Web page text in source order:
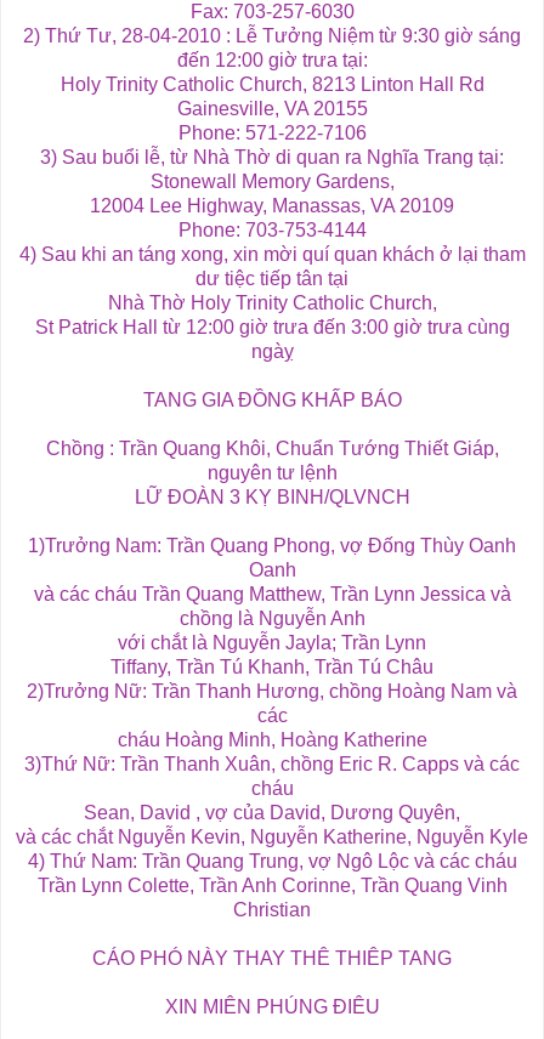
Fax: 703-257-6030
2) Thứ Tư, 28-04-2010 : Lễ Tưởng Niệm từ 9:30 giờ sáng
đến 12:00 giờ trưa tại:
Holy Trinity Catholic Church, 8213 Linton Hall Rd
Gainesville, VA 20155
Phone: 571-222-7106
3) Sau buổi lễ, từ Nhà Thờ di quan ra Nghĩa Trang tại:
Stonewall Memory Gardens,
12004 Lee Highway, Manassas, VA 20109
Phone: 703-753-4144
4) Sau khi an táng xong, xin mời quí quan khách ở lại tham
dư tiệc tiếp tân tại
Nhà Thờ Holy Trinity Catholic Church,
St Patrick Hall từ 12:00 giờ trưa đến 3:00 giờ trưa cùng
ngàỵ
TANG GIA ĐỒNG KHẤP BÁO
Chồng : Trần Quang Khôi, Chuẩn Tướng Thiết Giáp,
nguyên tư lệnh
LỮ ĐOÀN 3 KỴ BINH/QLVNCH
1)Trưởng Nam: Trần Quang Phong, vợ Đống Thùy Oanh
Oanh
và các cháu Trần Quang Matthew, Trần Lynn Jessica và
chồng là Nguyễn Anh
với chắt là Nguyễn Jayla; Trần Lynn
Tiffany, Trần Tú Khanh, Trần Tú Châu
2)Trưởng Nữ: Trần Thanh Hương, chồng Hoàng Nam và
các
cháu Hoàng Minh, Hoàng Katherine
3)Thứ Nữ: Trần Thanh Xuân, chồng Eric R. Capps và các
cháu
Sean, David , vợ của David, Dương Quyên,
và các chắt Nguyễn Kevin, Nguyễn Katherine, Nguyễn Kyle
4) Thứ Nam: Trần Quang Trung, vợ Ngô Lộc và các cháu
Trần Lynn Colette, Trần Anh Corinne, Trần Quang Vinh
Christian
CÁO PHÓ NÀY THAY THÊ THIÊP TANG
XIN MIÊN PHÚNG ĐIÊU